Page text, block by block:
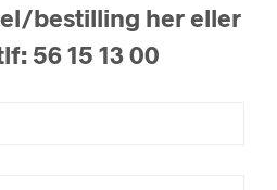
bestilling her eller
56 15 13 00